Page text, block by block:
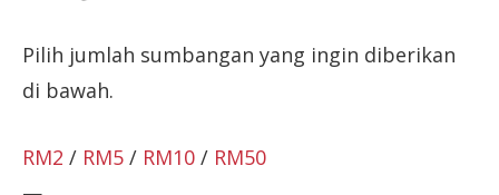
Pilih jumlah sumbangan yang ingin diberikan
di bawah.
RM2 / RM5 / RM10 / RM50